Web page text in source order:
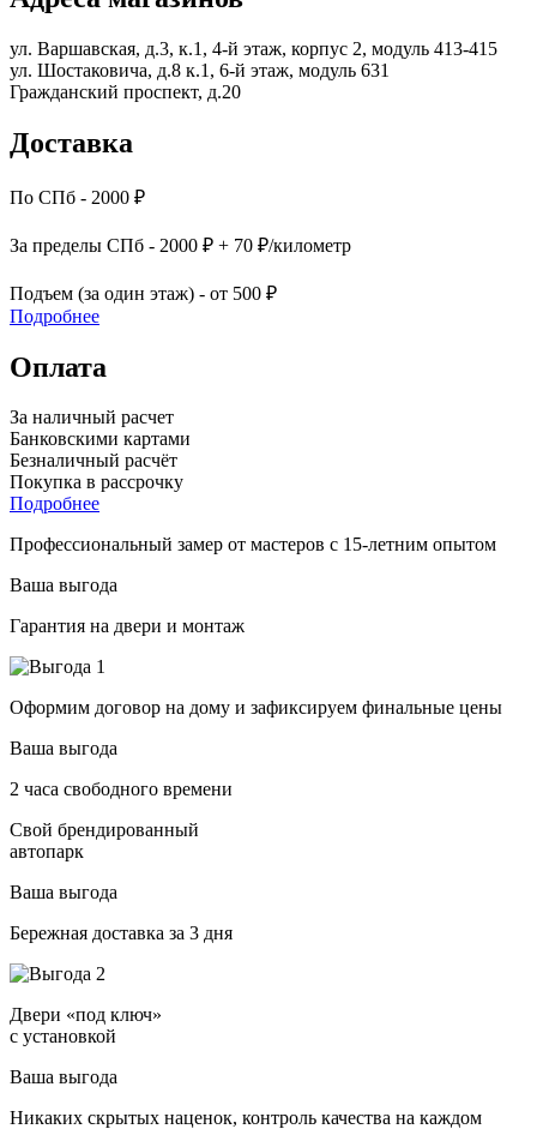
ул. Варшавская, д.3, к.1, 4-й этаж, корпус 2, модуль 413-415
ул. Шостаковича, д.8 к.1, 6-й этаж, модуль 631
Гражданский проспект, д.20
Доставка
По СПб - 2000 ₽
За пределы СПб - 2000 ₽ + 70 ₽/километр
Подъем (за один этаж) - от 500 ₽
Подробнее
Оплата
За наличный расчет
Банковскими картами
Безналичный расчёт
Покупка в рассрочку
Подробнее
Профессиональный замер от мастеров с 15-летним опытом
Ваша выгода
Гарантия на двери и монтаж
Оформим договор на дому и зафиксируем финальные цены
Ваша выгода
2 часа свободного времени
Свой брендированный
автопарк
Ваша выгода
Бережная доставка за 3 дня
Двери «под ключ»
с установкой
Ваша выгода
Никаких скрытых наценок, контроль качества на каждом